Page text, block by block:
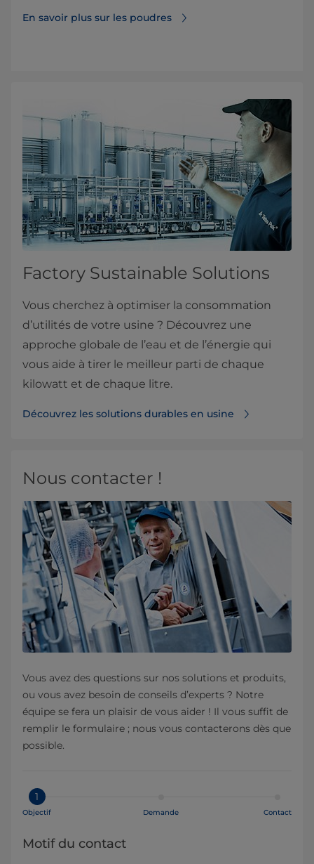
En savoir plus sur les poudres
Factory Sustainable Solutions
Vous cherchez à optimiser la consommation
d’utilités de votre usine ? Découvrez une
approche globale de l’eau et de l’énergie qui
vous aide à tirer le meilleur parti de chaque
kilowatt et de chaque litre.
Découvrez les solutions durables en usine
Nous contacter !
Vous avez des questions sur nos solutions et produits,
ou vous avez besoin de conseils d’experts ? Notre
équipe se fera un plaisir de vous aider ! Il vous suffit de
remplir le formulaire ; nous vous contacterons dès que
possible.
1
Objectif Demande Contact
Motif du contact